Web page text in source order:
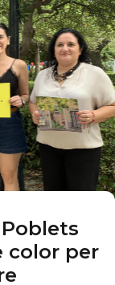
color per